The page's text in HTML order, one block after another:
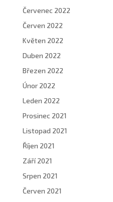
Červenec 2022
Červen 2022
Květen 2022
Duben 2022
Březen 2022
Únor 2022
Leden 2022
Prosinec 2021
Listopad 2021
Říjen 2021
Září 2021
Srpen 2021
Červen 2021